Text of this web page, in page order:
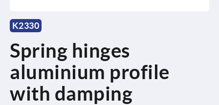
K2330
Spring hinges
aluminium profile
with damping